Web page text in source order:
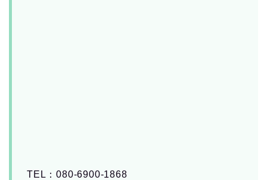
TEL：080-6900-1868